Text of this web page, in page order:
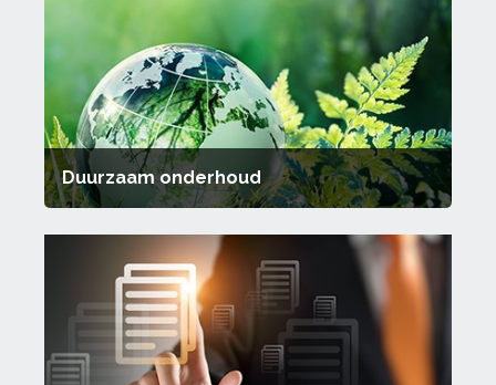
Duurzaam onderhoud